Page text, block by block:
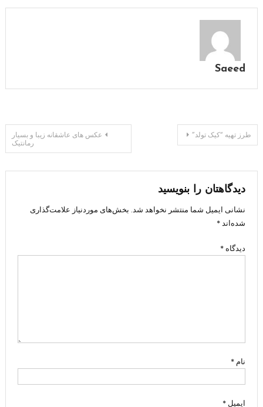
Saeed
راهبری
عکس های عاشقانه زیبا و بسیار
رمانتیک
طرز تهیه “کیک تولد”
دیدگاهتان را بنویسید
نشانی ایمیل شما منتشر نخواهد شد. بخش‌های موردنیاز علامت‌گذاری
شده‌اند*
دیدگاه *
نام*
ایمیل *